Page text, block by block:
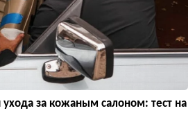
за кожаным салоном: тест на